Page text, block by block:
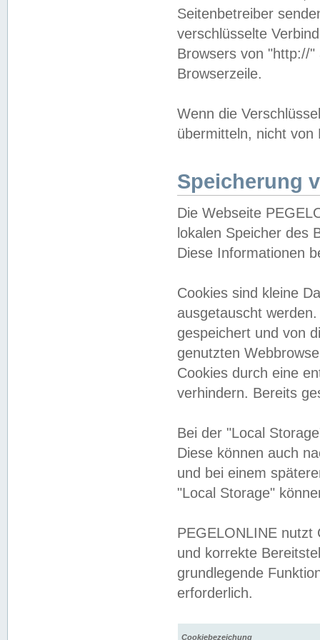
Seitenbetreiber
verschlüsselte
Browsers von "http://
Browserzeile.
Wenn die
übermitteln, nicht von
Speicherung
Die Webseite
lokalen Speicher des
Diese Informationen
Cookies sind kleine
ausgetauscht
gespeichert und von
genutzten
Cookies durch eine
verhindern. Bereits
Bei der "Local
Diese können auch
und bei einem
"Local Storage"
PEGELONLINE nutzt
und korrekte
grundlegende
erforderlich.
Cookiebezeichung